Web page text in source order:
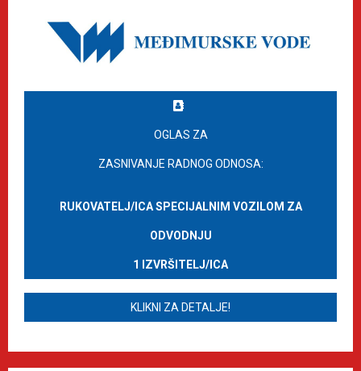
OGLAS ZA
ZASNIVANJE RADNOG ODNOSA:
RUKOVATELJ/ICA SPECIJALNIM VOZILOM ZA
ODVODNJU
1 IZVRŠITELJ/ICA
KLIKNI ZA DETALJE!